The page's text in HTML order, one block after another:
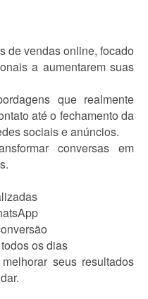
de vendas online, focado
a aumentarem suas
que realmente
até o fechamento da
sociais e anúncios.
conversas em
os dias
seus resultados